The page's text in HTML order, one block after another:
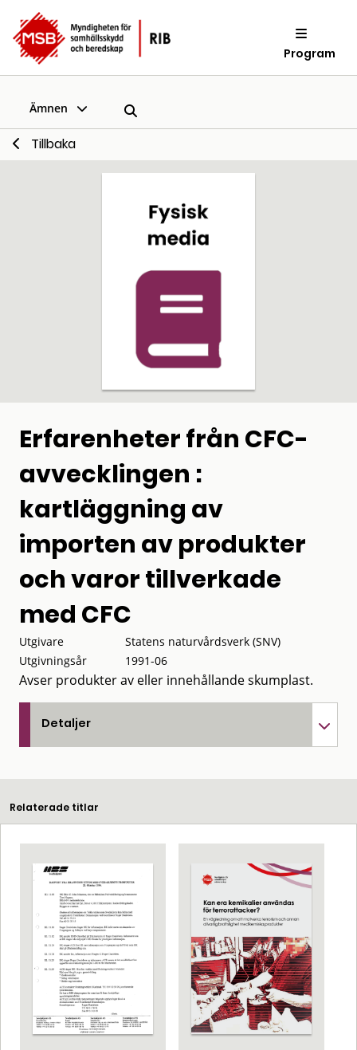
Program
Ämnen
Tillbaka
Erfarenheter från CFC-
avvecklingen :
kartläggning av
importen av produkter
och varor tillverkade
med CFC
Utgivare
Statens naturvårdsverk (SNV)
Utgivningsår
1991-06
Avser produkter av eller innehållande skumplast.
Detaljer
Relaterade titlar